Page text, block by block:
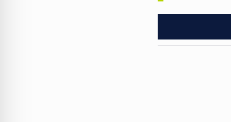
policial
familiares